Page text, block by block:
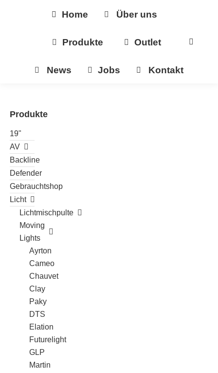
Home Über uns
Produkte Outlet
News Jobs Kontakt
Produkte
19"
AV
Backline
Defender
Gebrauchtshop
Licht
Lichtmischpulte
Moving
Lights
Ayrton
Cameo
Chauvet
Clay
Paky
DTS
Elation
Futurelight
GLP
Martin